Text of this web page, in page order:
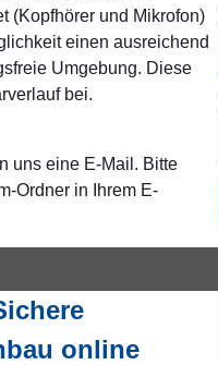
(Kopfhörer und Mikrofon)
einen ausreichend
Umgebung. Diese
bei.
uns eine E-Mail. Bitte
Ordner in Ihrem E-
online